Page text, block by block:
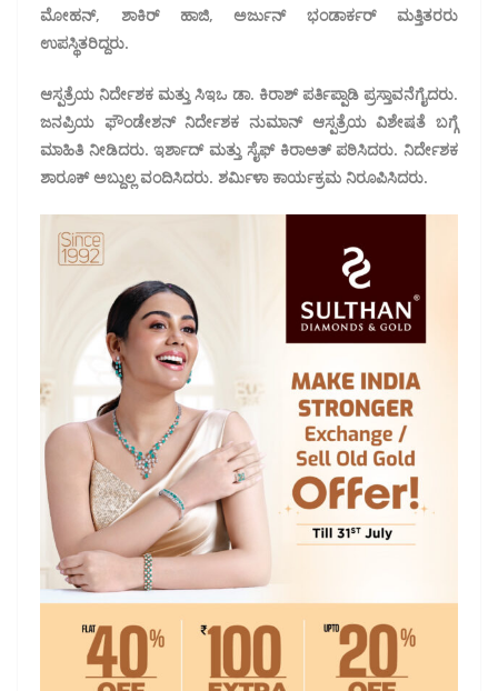
ಮೋಹನ್, ಶಾಕಿರ್ ಹಾಜಿ, ಅರ್ಜುನ್ ಭಂಡಾರ್ಕರ್ ಮತ್ತಿತರರು
ಉಪಸ್ಥಿತರಿದ್ದರು.
ಆಸ್ಪತ್ರೆಯ ನಿರ್ದೇಶಕ ಮತ್ತು ಸಿಇಒ ಡಾ. ಕಿರಾಶ್ ಪರ್ತಿಪ್ಪಾಡಿ ಪ್ರಸ್ತಾವನೆಗೈದರು.
ಜನಪ್ರಿಯ ಫೌಂಡೇಶನ್ ನಿರ್ದೇಶಕ ನುಮಾನ್ ಆಸ್ಪತ್ರೆಯ ವಿಶೇಷತೆ ಬಗ್ಗೆ
ಮಾಹಿತಿ ನೀಡಿದರು. ಇರ್ಶಾದ್ ಮತ್ತು ಸೈಫ್ ಕಿರಾಅತ್ ಪಠಿಸಿದರು. ನಿರ್ದೇಶಕ
ಶಾರೂಕ್ ಅಬ್ದುಲ್ಲ ವಂದಿಸಿದರು. ಶರ್ಮಿಳಾ ಕಾರ್ಯಕ್ರಮ ನಿರೂಪಿಸಿದರು.